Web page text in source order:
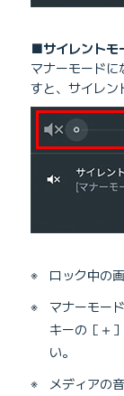
■サイレントモ
マナーモードに
すと、サイレン
※
ロック中の
※
マナーモー
キーの［＋
い。
※
メディアの